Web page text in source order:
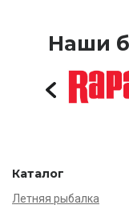
Наши
Каталог
Летняя рыбалка